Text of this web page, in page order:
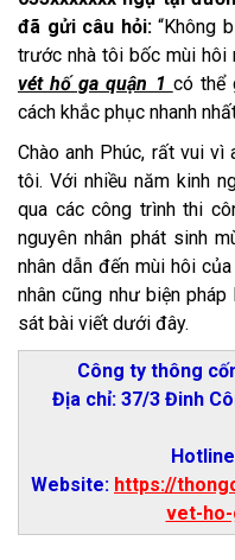
đã gửi câu hỏi:“Không
trước nhà tôi bốc mùi hôi
vét hố ga quận 1 có thể
cách khắc phục nhanh
Chào anh Phúc, rất vui
tôi. Với nhiều năm kinh
qua các công trình thi
nguyên nhân phát sinh
nhân dẫn đến mùi hôi
nhân cũng như biện
sát bài viết dưới đây.
Công ty thông
Địa chỉ: 37/3 Đinh
Website: https://
vet-ho-